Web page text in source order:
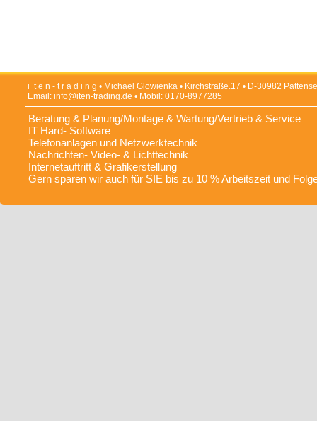
i t e n - t r a d i n g • Michael Glowienka • Kirchstraße.17 • D-30982
Email: info@iten-trading.de • Mobil: 0170-8977285
Beratung & Planung/Montage & Wartung/Vertrieb & Service
IT Hard- Software
Telefonanlagen und Netzwerktechnik
Nachrichten- Video- & Lichttechnik
Internetauftritt & Grafikerstellung
Gern sparen wir auch für SIE bis zu 10 % Arbeitszeit und